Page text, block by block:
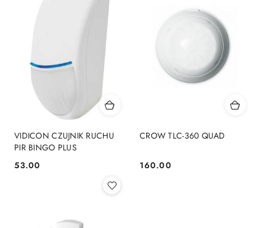
VIDICON CZUJNIK RUCHU
PIR BINGO PLUS
Cena:
53.00
CROW TLC-360 QUAD
Cena:
160.00